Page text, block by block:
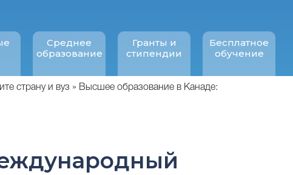
Среднее
образование
Гранты и
стипендии
Бесплатное
обучение
страну и вуз
Высшее образование в Канаде: